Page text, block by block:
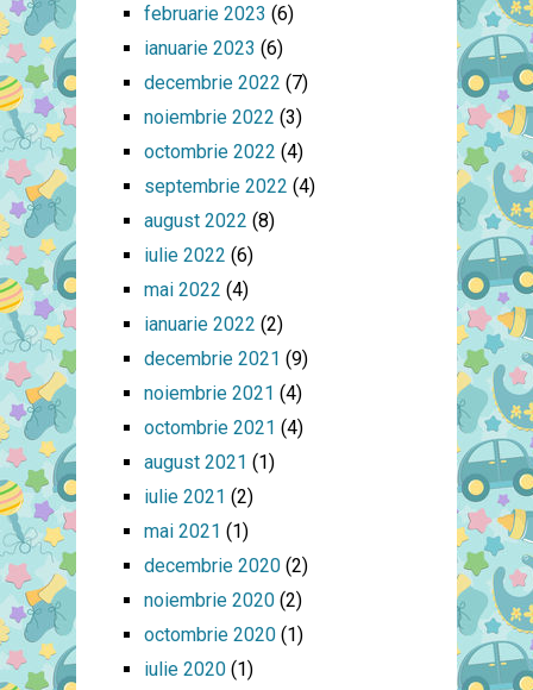
februarie 2023 (6)
ianuarie 2023 (6)
decembrie 2022 (7)
noiembrie 2022 (3)
octombrie 2022 (4)
septembrie 2022 (4)
august 2022 (8)
iulie 2022 (6)
mai 2022 (4)
ianuarie 2022 (2)
decembrie 2021 (9)
noiembrie 2021 (4)
octombrie 2021 (4)
august 2021 (1)
iulie 2021 (2)
mai 2021 (1)
decembrie 2020(2)
noiembrie 2020(2)
octombrie 2020(1)
iulie 2020(1)